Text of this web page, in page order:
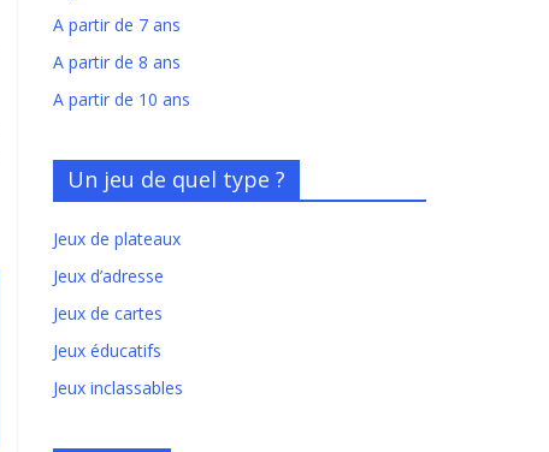
A partir de 7 ans
A partir de 8 ans
A partir de 10 ans
Un jeu de quel type ?
Jeux de plateaux
Jeux d’adresse
Jeux de cartes
Jeux éducatifs
Jeux inclassables